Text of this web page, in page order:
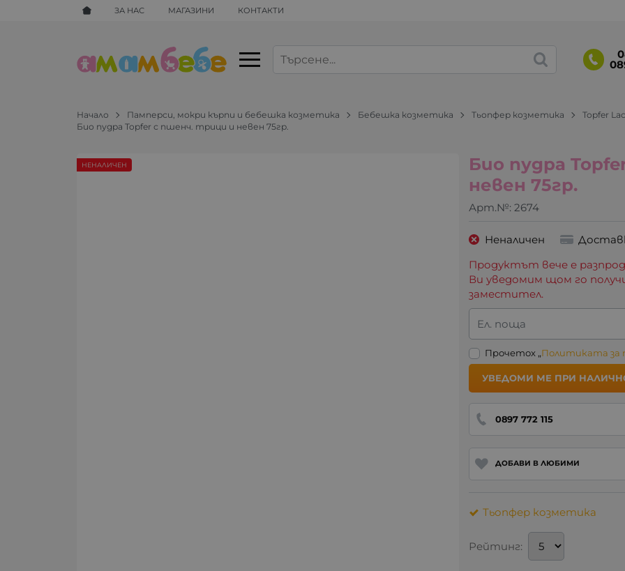
ЗА НАС МАГАЗИНИ КОНТАКТИ
Начало Памперси, мокри кърпи и бебешка козметика Бебешка козметика Тьопфер козметика
Topfer
Био пудра Topfer с пшенч. трици и невен 75гр.
Био пудра
невен 75гр.
Арт.№: 2674
НЕНАЛИЧЕН
Неналичен
Продуктът вече е
Ви уведомим щом го
заместител.
Ел. поща
Прочетох „Политиката за
УВЕДОМИ МЕ ПРИ
0897 772 115
ДОБАВИ В ЛЮБИМИ
Тьопфер козметика
Рейтинг: